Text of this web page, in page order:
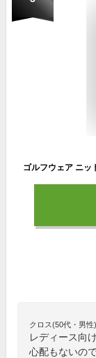
クロス(50代・男性)
レディース向
心配もないの